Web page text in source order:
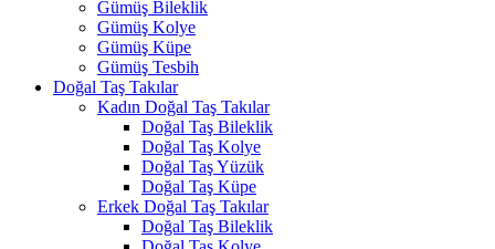
Gümüş Bileklik
Gümüş Kolye
Gümüş Küpe
Gümüş Tesbih
Doğal Taş Takılar
Kadın Doğal Taş Takılar
Doğal Taş Bileklik
Doğal Taş Kolye
Doğal Taş Yüzük
Doğal Taş Küpe
Erkek Doğal Taş Takılar
Doğal Taş Bileklik